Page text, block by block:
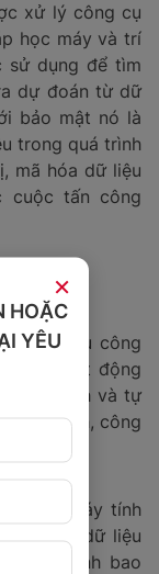
xử lý công cụ
học máy và trí
sử dụng để tìm
dự đoán từ dữ
bảo mật nó là
trong quá trình
mã hóa dữ liệu
cuộc tấn công
nhiều công
đều hoạt động
minh và tự
minh, công
khác.
một máy tính
trao đổi dữ liệu
điển hình bao
×
HOẶC
YÊU